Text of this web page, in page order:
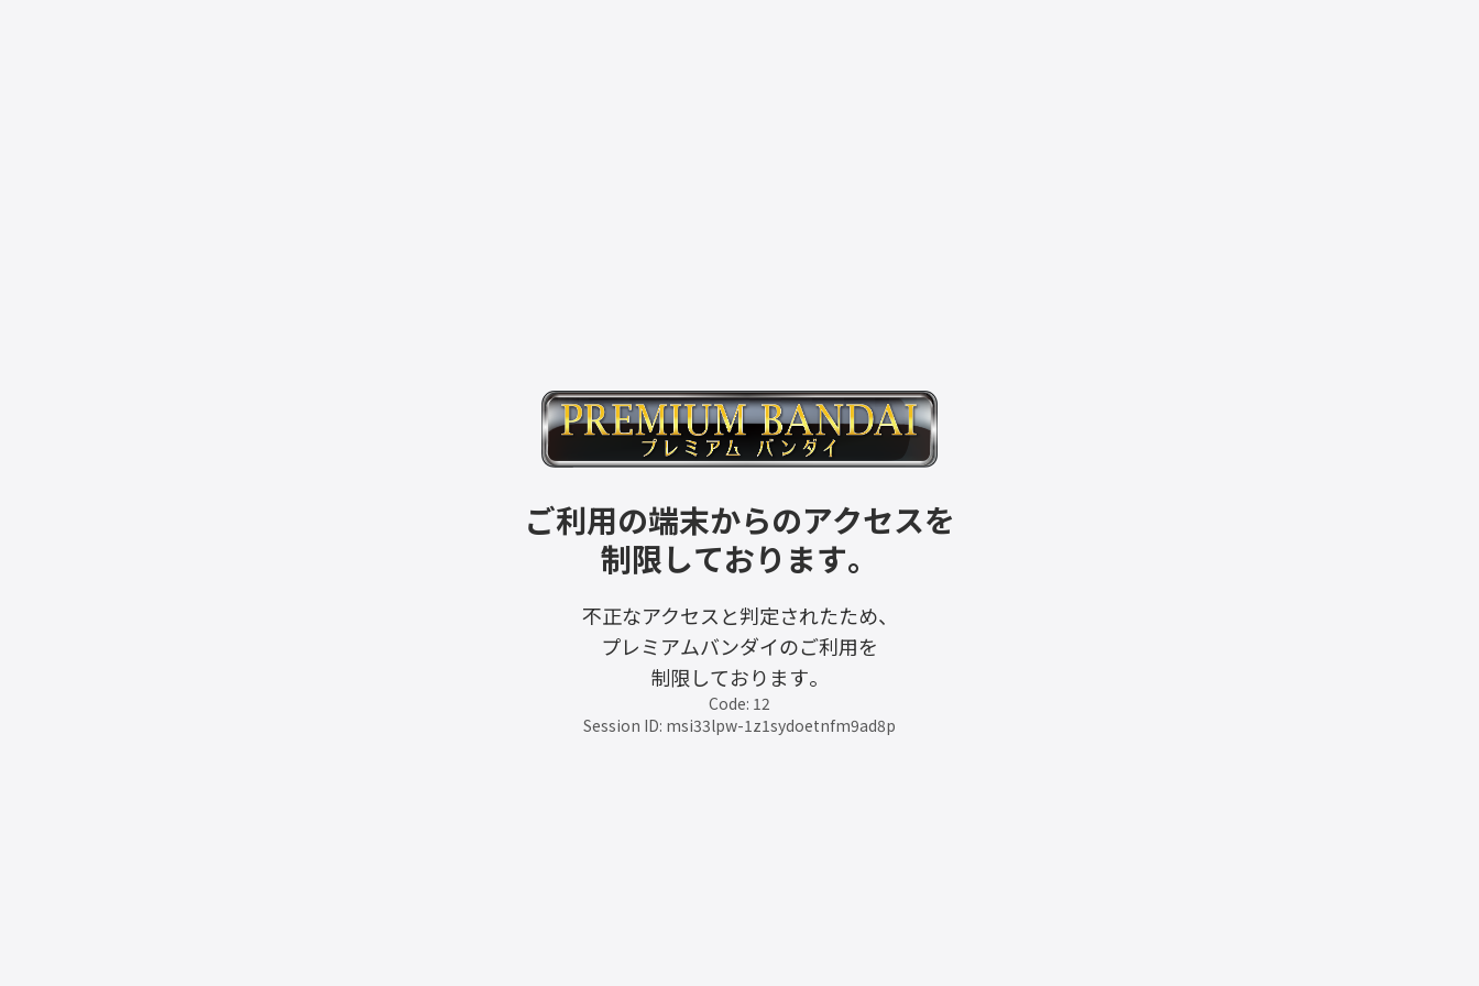
ご利用の端末からのアクセスを
制限しております。
不正なアクセスと判定されたため、
プレミアムバンダイのご利用を
制限しております。
Code: 12
Session ID: msi33lpw-1z1sydoetnfm9ad8p